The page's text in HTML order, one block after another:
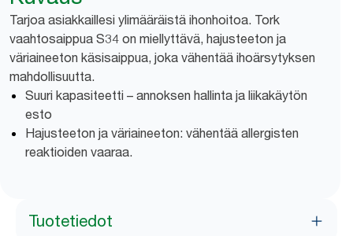
Tarjoa asiakkaillesi ylimääräistä ihonhoitoa. Tork
vaahtosaippua S34 on miellyttävä, hajusteeton ja
väriaineeton käsisaippua, joka vähentää ihoärsytyksen
mahdollisuutta.
Suuri kapasiteetti – annoksen hallinta ja liikakäytön
esto
Hajusteeton ja väriaineeton: vähentää allergisten
reaktioiden vaaraa.
Tuotetiedot